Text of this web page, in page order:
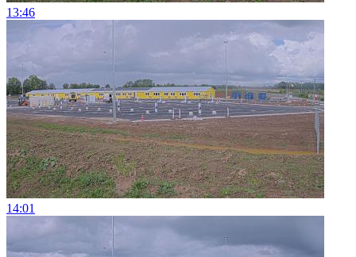
13:46
14:01